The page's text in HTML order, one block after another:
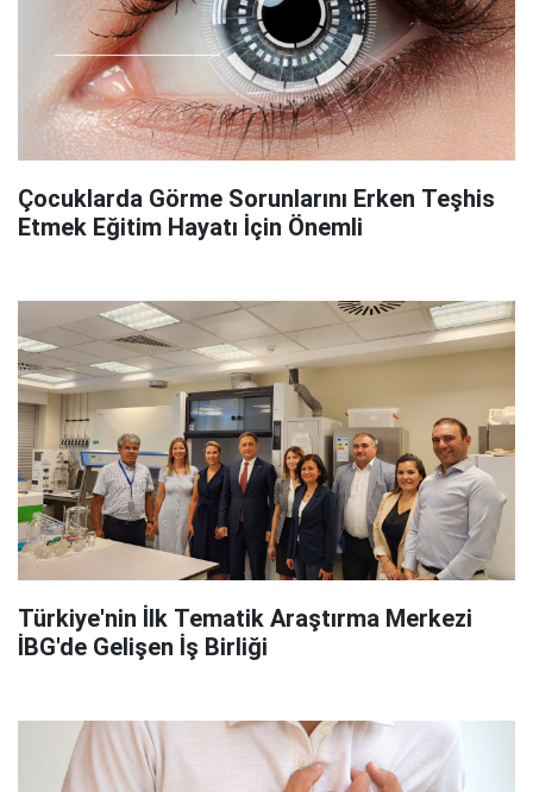
Çocuklarda Görme Sorunlarını Erken Teşhis
Etmek Eğitim Hayatı İçin Önemli
Türkiye'nin İlk Tematik Araştırma Merkezi
İBG'de Gelişen İş Birliği